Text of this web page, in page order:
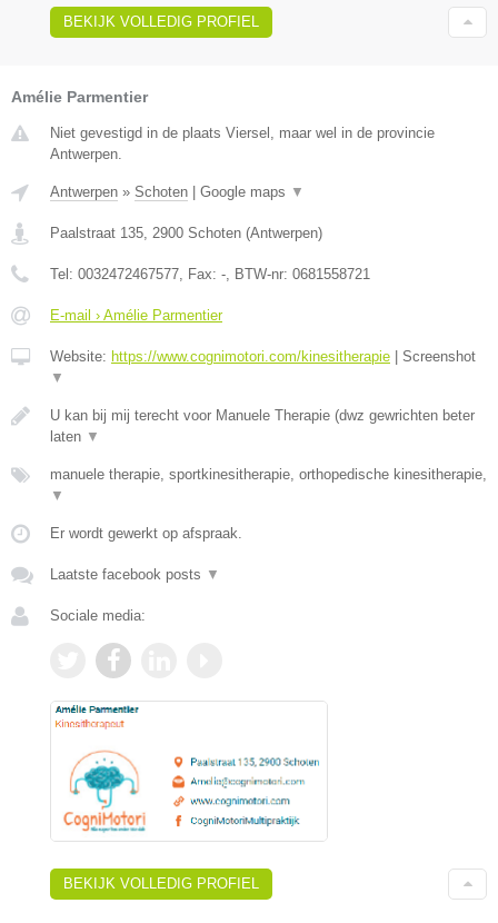
BEKIJK VOLLEDIG PROFIEL
Amélie Parmentier
Niet gevestigd in de plaats Viersel, maar wel in de provincie
Antwerpen.
Antwerpen » Schoten Google maps ▼
Paalstraat 135 2900 Schoten (Antwerpen)
Tel: 0032472467577 , Fax: - , BTW-nr: 0681558721
E-mail › Amélie Parmentier
Website: https://www.cognimotori.com/kinesitherapie
Screenshot
▼
U kan bij mij terecht voor Manuele Therapie (dwz gewrichten beter
laten ▼
manuele therapie, sportkinesitherapie, orthopedische kinesitherapie,
▼
Er wordt gewerkt op afspraak.
Laatste facebook posts ▼
Sociale media:
BEKIJK VOLLEDIG PROFIEL